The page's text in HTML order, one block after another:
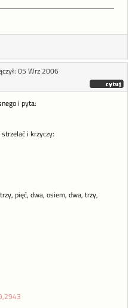
05 Wrz 2006
i pyta:
i krzyczy:
pięć, dwa, osiem, dwa, trzy,